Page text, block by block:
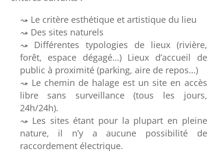
Le critère esthétique et artistique du lieu
Des sites naturels
Différentes typologies de lieux (rivière,
forêt, espace dégagé…) Lieux d’accueil de
public à proximité (parking, aire de repos…)
Le chemin de halage est un site en accès
libre sans surveillance (tous les jours,
24h/24h).
Les sites étant pour la plupart en pleine
nature, il n’y a aucune possibilité de
raccordement électrique.